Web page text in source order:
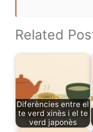
Related
Diferències entre el
te verd xinès i el te
verd japonès